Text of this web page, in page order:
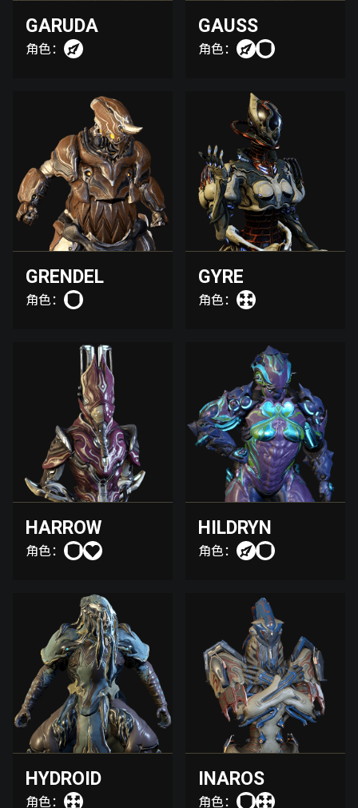
GARUDA
角色：
GAUSS
角色：
GRENDEL
角色：
GYRE
角色：
HARROW
角色：
HILDRYN
角色：
HYDROID
角色：
INAROS
角色：